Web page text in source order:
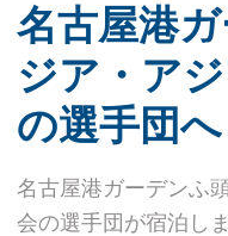
名古屋港
ジア・ア
の選手団へ
名古屋港ガーデンふ
会の選手団が宿泊し